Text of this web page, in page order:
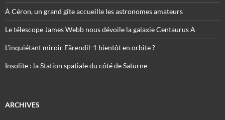
À Céron, un grand gîte accueille les astronomes amateurs
Le télescope James Webb nous dévoile la galaxie Centaurus A
L’inquiétant miroir Eärendil-1 bientôt en orbite ?
Insolite : la Station spatiale du côté de Saturne
ARCHIVES